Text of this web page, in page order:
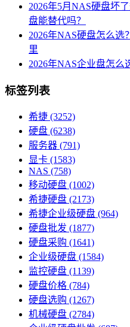
2026年5月NAS硬盘坏
盘能替代吗？
2026年NAS硬盘怎么选
里
2026年NAS企业盘怎么
标签列表
希捷 (3252)
硬盘 (6238)
服务器 (791)
显卡 (1583)
NAS (758)
移动硬盘 (1002)
希捷硬盘 (2173)
希捷企业级硬盘 (964)
硬盘批发 (1877)
硬盘采购 (1641)
企业级硬盘 (1584)
监控硬盘 (1139)
硬盘价格 (784)
硬盘选购 (1267)
机械硬盘 (2784)